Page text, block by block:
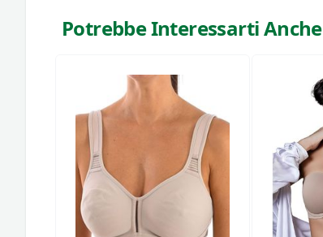
Potrebbe Interessarti Anche